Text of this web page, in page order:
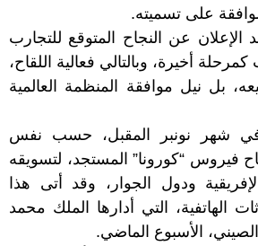
على تسميته.
الإعلان عن النجاح المتوقع للتجارب
أخيرة، وبالتالي فعالية اللقاح،
بل نيل موافقة المنظمة العالمية
شهر نونبر المقبل، حسب نفس
فيروس “كورونا” المستجد، لتسويقه
ودول الجوار، وقد أتى هذا
الهاتفية، التي أدارها الملك محمد
الأسبوع الماضي.